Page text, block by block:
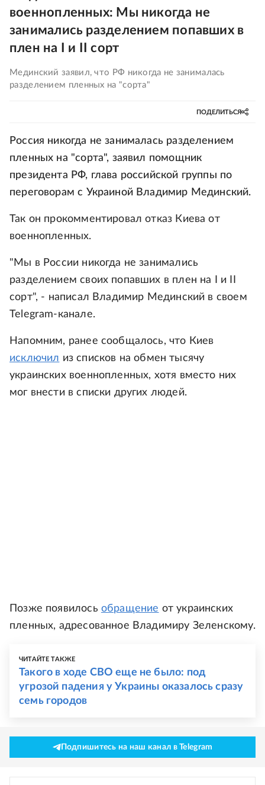
военнопленных: Мы никогда не
занимались разделением попавших в
плен на I и II сорт
Мединский заявил, что РФ никогда не занималась
разделением пленных на "сорта"
ПОДЕЛИТЬСЯ
Россия никогда не занималась разделением
пленных на "сорта", заявил помощник
президента РФ, глава российской группы по
переговорам с Украиной Владимир Мединский.
Так он прокомментировал отказ Киева от
военнопленных.
"Мы в России никогда не занимались
разделением своих попавших в плен на I и II
сорт", - написал Владимир Мединский в своем
Telegram-канале.
Напомним, ранее сообщалось, что Киев
исключил из списков на обмен тысячу
украинских военнопленных, хотя вместо них
мог внести в списки других людей.
Позже появилось обращение от украинских
пленных, адресованное Владимиру Зеленскому.
ЧИТАЙТЕ ТАКЖЕ
Такого в ходе СВО еще не было: под
угрозой падения у Украины оказалось сразу
семь городов
Подпишитесь на наш канал в Telegram